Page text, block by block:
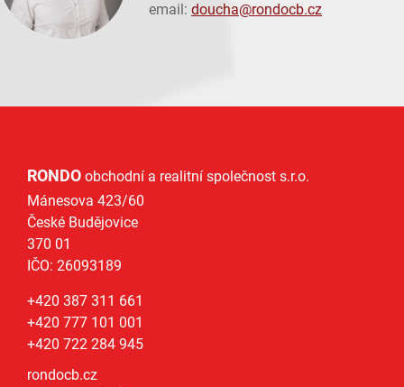
email: doucha@rondocb.cz
RONDO obchodní a realitní společnost s.r.o.
Mánesova 423/60
České Budějovice
370 01
IČO: 26093189
+420 387 311 661
+420 777 101 001
+420 722 284 945
rondocb.cz